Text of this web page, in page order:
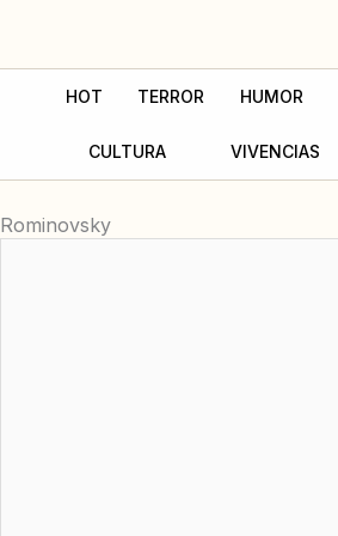
contenido
HOT TERROR HUMOR
CULTURA VIVENCIAS
Rominovsky